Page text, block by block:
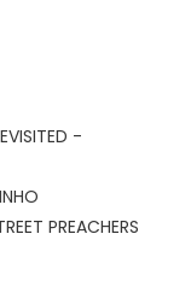
-
PREACHERS